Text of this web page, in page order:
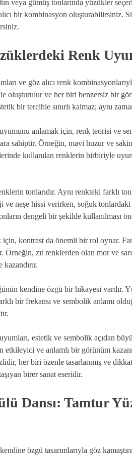
veya gümüş tonlarında yüzükler
bir kombinasyon oluşturabilirsiniz.
Renk
ve göz alıcı renk
oluşturulur ve her biri benzersiz bir
bir tercihle sınırlı kalmaz; aynı
anlamak için, renk teorisi ve
sahiptir. Örneğin, mavi huzur ve
kullanılan renklerin birbiriyle
tonlarıdır. Aynı renkteki farklı
ve neşe hissi verirken, soğuk
dengeli bir şekilde kullanılması
kontrast da önemli bir rol oynar.
Örneğin, zıt renklerden olan mor ve
kendine özgü bir hikayesi vardır.
bir frekansı ve sembolik anlamı
estetik ve sembolik açıdan
ve anlamlı bir görünüm
her biri özenle tasarlanmış ve
birer sanat eseridir.
Dansı: Tamtur
özgü tasarımlarıyla göz